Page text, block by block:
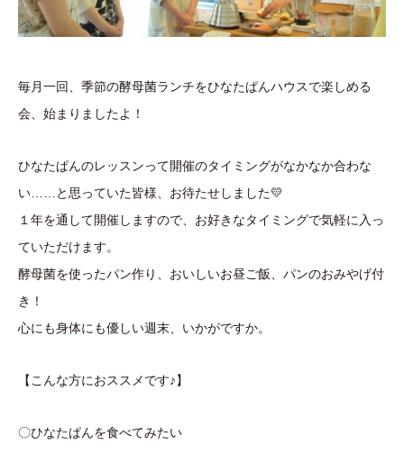
毎月一回、季節の酵母菌ランチをひなたぱんハウスで楽しめる
会、始まりましたよ！
ひなたぱんのレッスンって開催のタイミングがなかなか合わな
い……と思っていた皆様、お待たせしました💛
１年を通して開催しますので、お好きなタイミングで気軽に入っ
ていただけます。
酵母菌を使ったパン作り、おいしいお昼ご飯、パンのおみやげ付
き！
心にも身体にも優しい週末、いかがですか。
【こんな方におススメです♪】
〇ひなたぱんを食べてみたい